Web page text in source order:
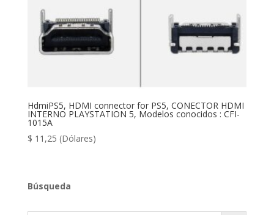
HdmiPS5, HDMI connector for PS5, CONECTOR HDMI
INTERNO PLAYSTATION 5, Modelos conocidos : CFI-
1015A
$ 11,25 (Dólares)
Búsqueda